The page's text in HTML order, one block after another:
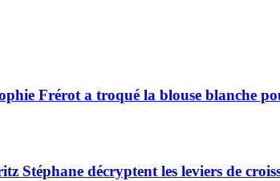
Frérot a troqué la blouse blanche
Stéphane décryptent les leviers de